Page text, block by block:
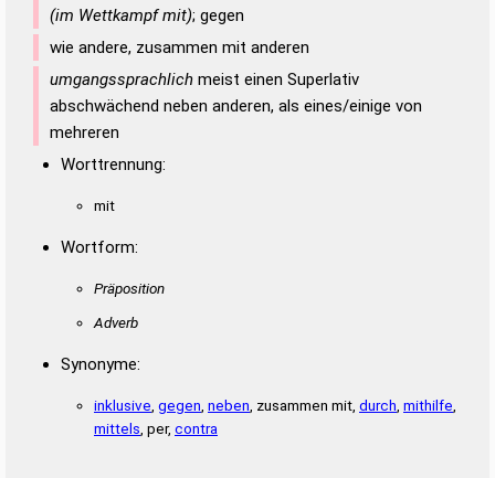
(im Wettkampf mit); gegen
wie andere, zusammen mit anderen
umgangssprachlich meist einen Superlativ
abschwächend neben anderen, als eines/einige von
mehreren
Worttrennung:
mit
Wortform:
Präposition
Adverb
Synonyme:
inklusive gegen neben , zusammen mit, durch mithilfe
mittels , per, contra